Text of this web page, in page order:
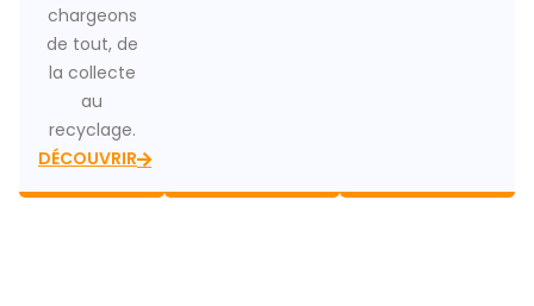
chargeons
de tout, de
la collecte
au
recyclage.
DÉCOUVRIR